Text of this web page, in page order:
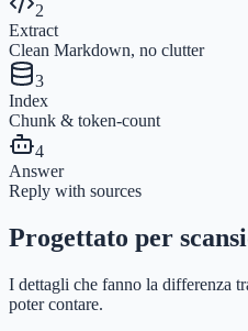
2
Extract
Clean Markdown, no clutter
3
Index
Chunk & token-count
4
Answer
Reply with sources
Progettato per
I dettagli che fanno la differenza
poter contare.